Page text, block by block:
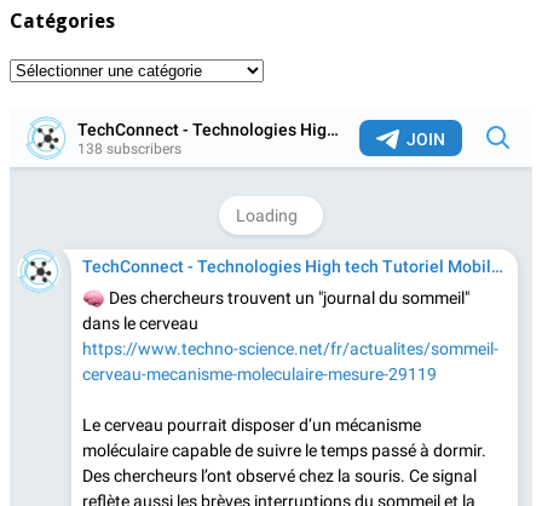
Catégories
Catégories